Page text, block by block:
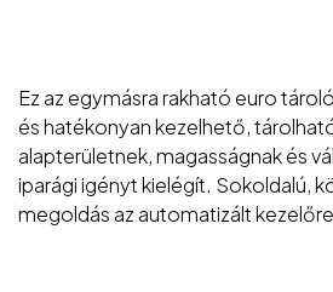
Ez az egymásra rakható euro
és hatékonyan kezelhető,
alapterületnek, magasságnak és
iparági igényt kielégít. Sokoldalú,
megoldás az automatizált